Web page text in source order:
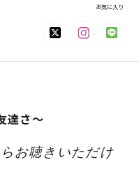
お気に入り
達さ～
お聴きいただけ